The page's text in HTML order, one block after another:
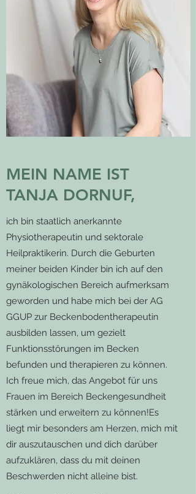
MEIN NAME IST
TANJA DORNUF,
ich bin staatlich anerkannte
Physiotherapeutin und sektorale
Heilpraktikerin. Durch die Geburten
meiner beiden Kinder bin ich auf den
gynäkologischen Bereich aufmerksam
geworden und habe mich bei der AG
GGUP zur Beckenbodentherapeutin
ausbilden lassen, um gezielt
Funktionsstörungen im Becken
befunden und therapieren zu können.
Ich freue mich, das Angebot für uns
Frauen im Bereich Beckengesundheit
stärken und erweitern zu können!Es
liegt mir besonders am Herzen, mich mit
dir auszutauschen und dich darüber
aufzuklären, dass du mit deinen
Beschwerden nicht alleine bist.